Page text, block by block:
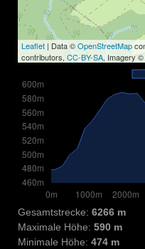
Leaflet | Data ©OpenStreetMap
contributors, CC-BY-SA, Imagery ©
Gesamtstrecke: 6266 m
Maximale Höhe: 590 m
Minimale Höhe: 474 m